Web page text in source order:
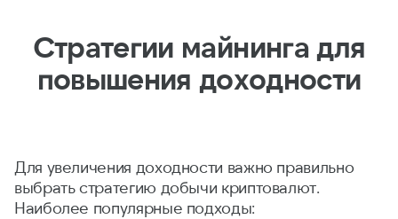
Стратегии майнинга для
повышения доходности
Для увеличения доходности важно правильно
выбрать стратегию добычи криптовалют.
Наиболее популярные подходы: